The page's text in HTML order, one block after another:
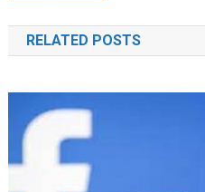
navigation
RELATED POSTS